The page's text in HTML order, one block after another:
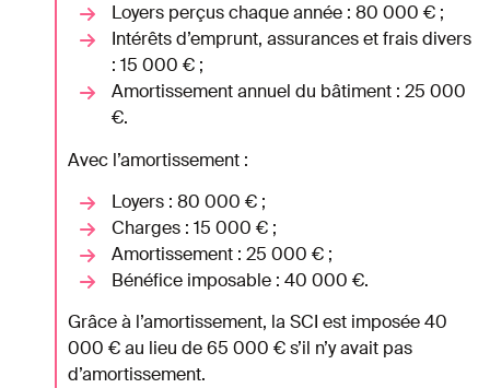
Loyers perçus chaque année : 80 000 € ;
Intérêts d’emprunt, assurances et frais divers
: 15 000 € ;
Amortissement annuel du bâtiment : 25 000
€.
Avec l’amortissement :
Loyers : 80 000 € ;
Charges : 15 000 € ;
Amortissement : 25 000 € ;
Bénéfice imposable : 40 000 €.
Grâce à l’amortissement, la SCI est imposée 40
000 € au lieu de 65 000 € s’il n’y avait pas
d’amortissement.